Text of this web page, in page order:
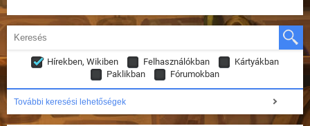
Hírekben, Wikiben Felhasználókban
Kártyákban
Paklikban
Fórumokban
További keresési lehetőségek